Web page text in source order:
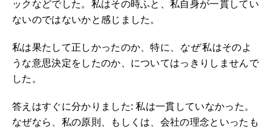
ックなどでした。私はその時ふと、私自身が一貫してい
ないのではないかと感じました。
私は果たして正しかったのか、特に、 なぜ私はそのよ
うな意思決定をしたのか、についてはっきりしませんで
した。
答えはすぐに分かりました: 私は一貫していなかった。
なぜなら、私の原則、もしくは、会社の理念といったも